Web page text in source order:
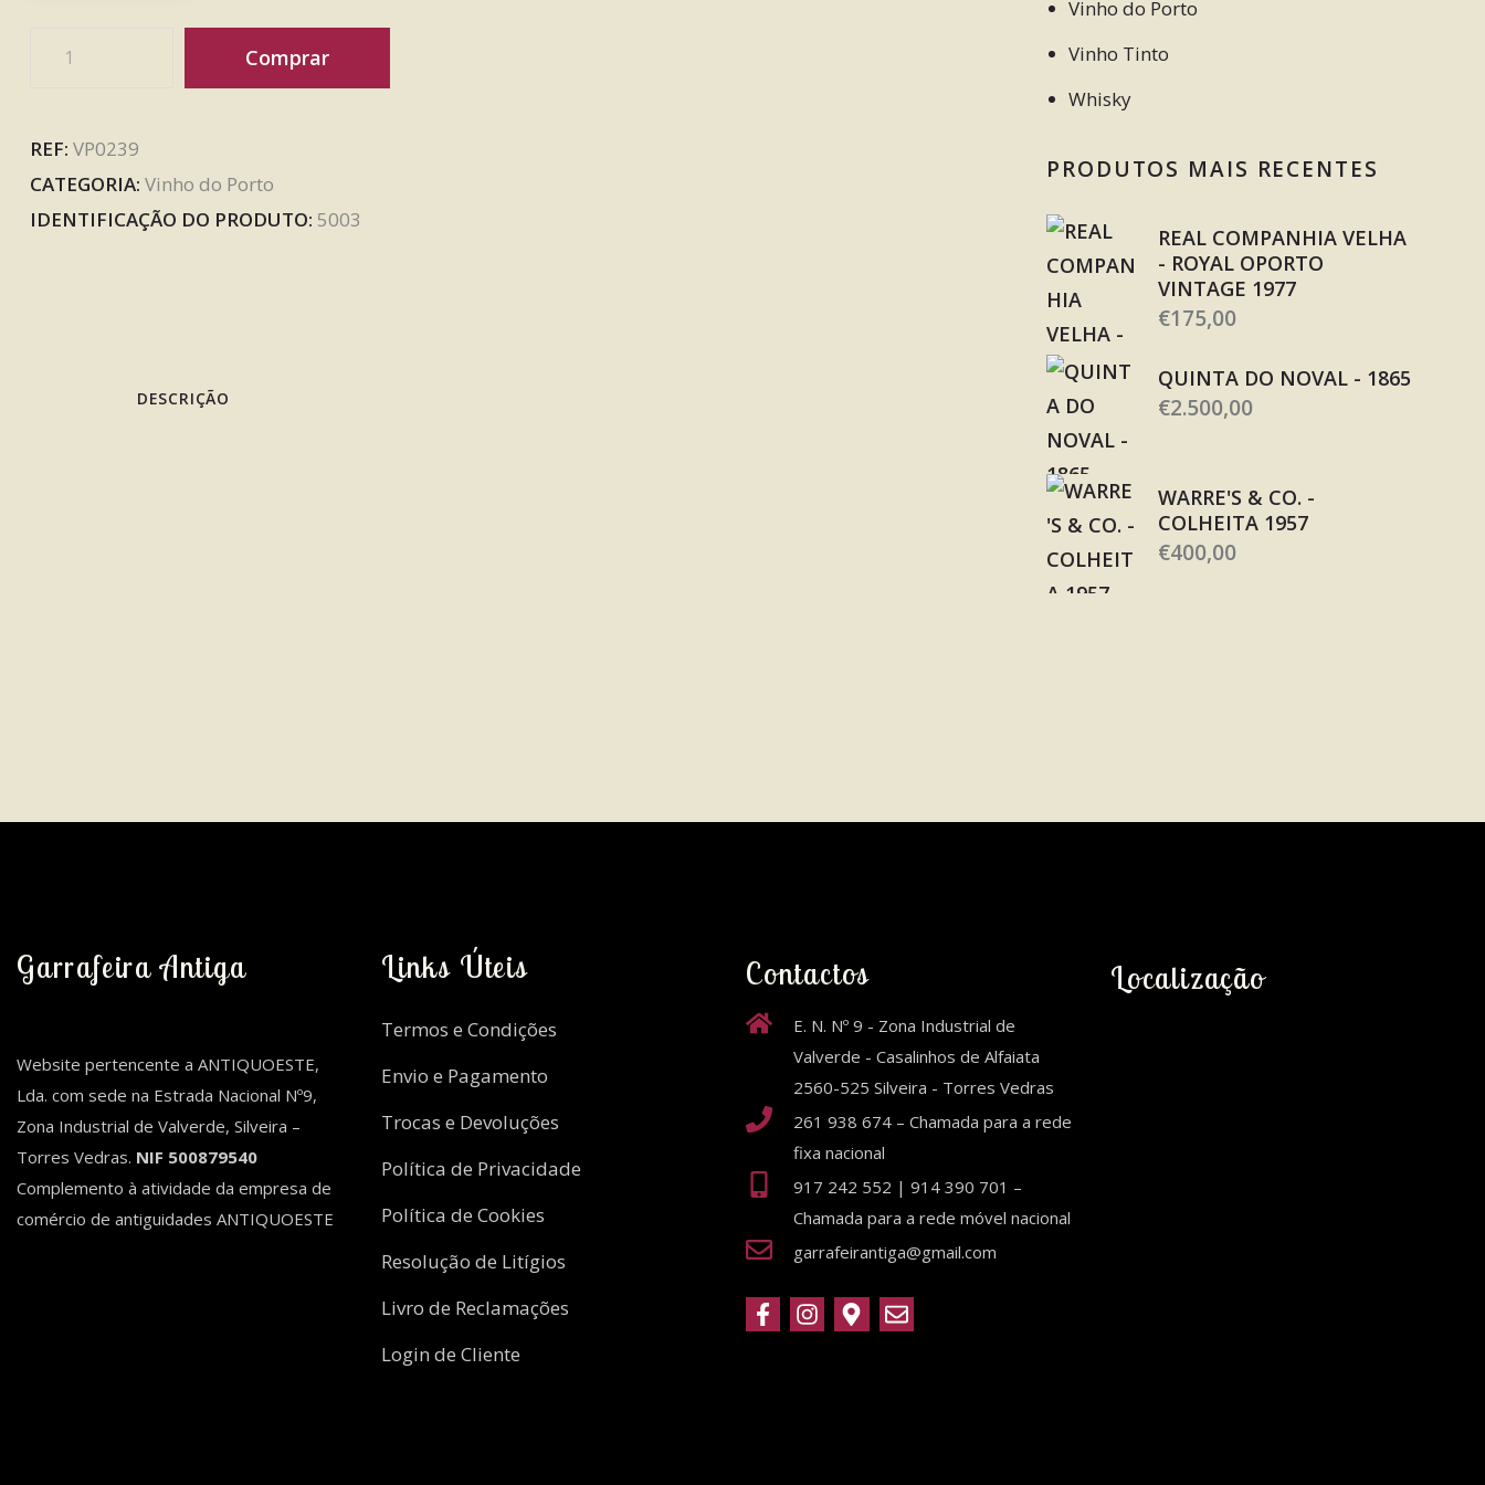
Comprar
REF: VP0239
CATEGORIA: Vinho do Porto
IDENTIFICAÇÃO DO PRODUTO: 5003
DESCRIÇÃO
Vinho do Porto
Vinho Tinto
Whisky
PRODUTOS MAIS RECENTES
REAL COMPANHIA VELHA
- ROYAL OPORTO
VINTAGE 1977
€175,00
QUINTA DO NOVAL - 1865
€2.500,00
WARRE'S & CO. -
COLHEITA 1957
€400,00
Garrafeira Antiga
Website pertencente a ANTIQUOESTE,
Lda. com sede na Estrada Nacional Nº9,
Zona Industrial de Valverde, Silveira –
Torres Vedras. NIF 500879540
Complemento à atividade da empresa de
comércio de antiguidades ANTIQUOESTE
Links Úteis
Termos e Condições
Envio e Pagamento
Trocas e Devoluções
Política de Privacidade
Política de Cookies
Resolução de Litígios
Livro de Reclamações
Login de Cliente
Contactos
E. N. Nº 9 - Zona Industrial de
Valverde - Casalinhos de Alfaiata
2560-525 Silveira - Torres Vedras
261 938 674 – Chamada para a rede
fixa nacional
917 242 552 | 914 390 701 –
Chamada para a rede móvel nacional
garrafeirantiga@gmail.com
Localização